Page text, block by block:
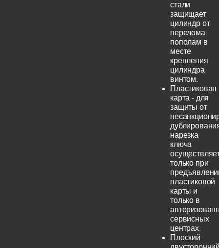
стали
защищает
цилиндр от
перелома
пополам в
месте
крепления
цилиндра
винтом.
Пластиковая
карта - для
защиты от
нарезка
ключа
только при
пластиковой
карты и
только в
сервисных
центрах.
Плоский